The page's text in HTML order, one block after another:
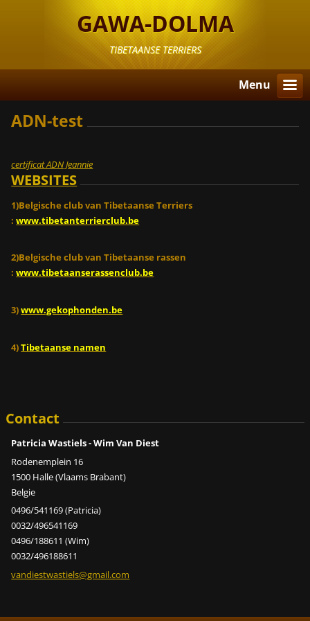
GAWA-DOLMA
TIBETAANSE TERRIERS
Menu
ADN-test
certificat ADN Jeannie
WEBSITES
1)Belgische club van Tibetaanse Terriers
:www.tibetanterrierclub.be
2)Belgische club van Tibetaanse rassen
: www.tibetaanserassenclub.be
3)www.gekophonden.be
4)Tibetaanse namen
Contact
Patricia Wastiels - Wim Van Diest
Rodenemplein 16
1500 Halle (Vlaams Brabant)
Belgie
0496/541169 (Patricia)
0032/496541169
0496/188611 (Wim)
0032/496188611
vandiestwastiels@gmail.com